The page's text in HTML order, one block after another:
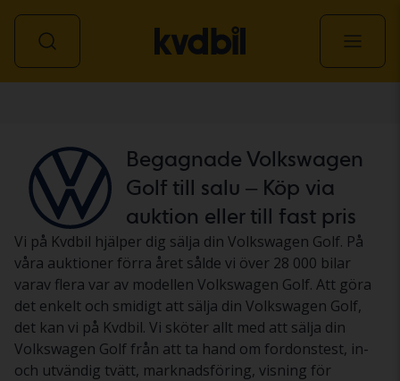
Begagnade Volkswagen
Golf till salu – Köp via
auktion eller till fast pris
Vi på Kvdbil hjälper dig sälja din Volkswagen Golf. På
våra auktioner förra året sålde vi över 28 000 bilar
varav flera var av modellen Volkswagen Golf. Att göra
det enkelt och smidigt att sälja din Volkswagen Golf,
det kan vi på Kvdbil. Vi sköter allt med att sälja din
Volkswagen Golf från att ta hand om fordonstest, in-
och utvändig tvätt, marknadsföring, visning för